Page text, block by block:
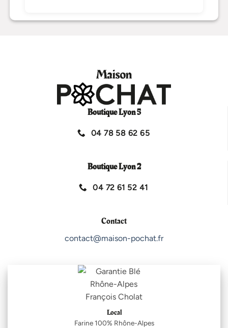
Boutique Lyon 5
04 78 58 62 65
Boutique Lyon 2
04 72 61 52 41
Contact
contact@maison-pochat.fr
Local
Farine 100% Rhône-Alpes